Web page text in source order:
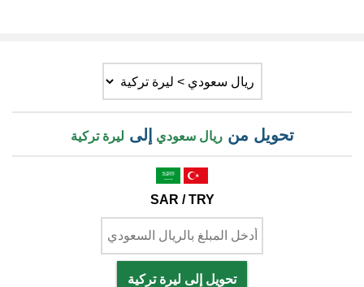
تحويل منريال سعودي إلى ليرة تركية
SAR / TRY
تحويل إلى ليرة تركية